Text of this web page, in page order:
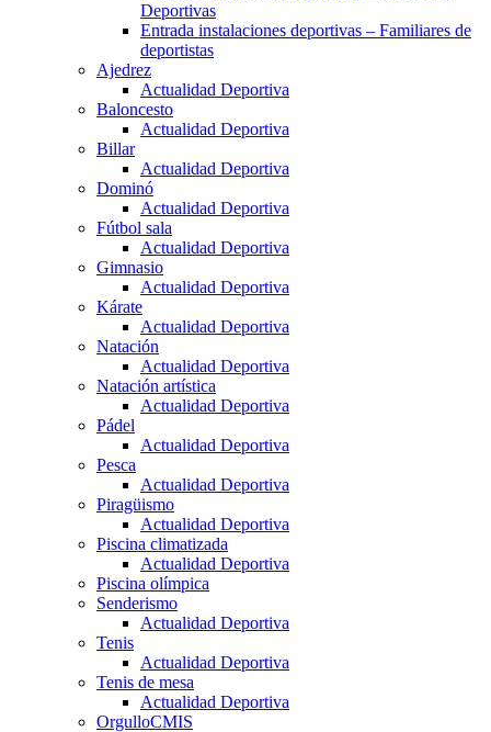
Deportivas
Entrada instalaciones deportivas – Familiares de
deportistas
Ajedrez
Actualidad Deportiva
Baloncesto
Actualidad Deportiva
Billar
Actualidad Deportiva
Dominó
Actualidad Deportiva
Fútbol sala
Actualidad Deportiva
Gimnasio
Actualidad Deportiva
Kárate
Actualidad Deportiva
Natación
Actualidad Deportiva
Natación artística
Actualidad Deportiva
Pádel
Actualidad Deportiva
Pesca
Actualidad Deportiva
Piragüismo
Actualidad Deportiva
Piscina climatizada
Actualidad Deportiva
Piscina olímpica
Senderismo
Actualidad Deportiva
Tenis
Actualidad Deportiva
Tenis de mesa
Actualidad Deportiva
OrgulloCMIS